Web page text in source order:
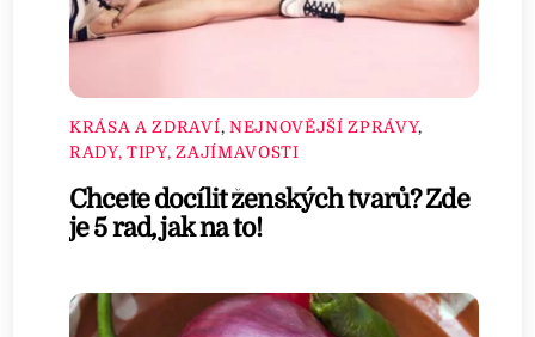
KRÁSA A ZDRAVÍ, NEJNOVĚJŠÍ ZPRÁVY,
RADY, TIPY, ZAJÍMAVOSTI
Chcete docílit ženských tvarů? Zde
je 5 rad, jak na to!